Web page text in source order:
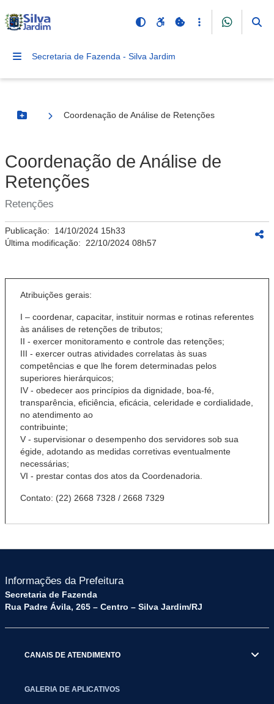
Secretaria de Fazenda - Silva Jardim
Botão Menu
Coordenação de Análise de Retenções
Coordenação de Análise de
Retenções
Retenções
Publicação: 14/10/2024 15h33
Última modificação: 22/10/2024 08h57
Atribuições gerais:
I – coordenar, capacitar, instituir normas e rotinas referentes
às análises de retenções de tributos;
II - exercer monitoramento e controle das retenções;
III - exercer outras atividades correlatas às suas
competências e que lhe forem determinadas pelos
superiores hierárquicos;
IV - obedecer aos princípios da dignidade, boa-fé,
transparência, eficiência, eficácia, celeridade e cordialidade,
no atendimento ao
contribuinte;
V - supervisionar o desempenho dos servidores sob sua
égide, adotando as medidas corretivas eventualmente
necessárias;
VI - prestar contas dos atos da Coordenadoria.
Contato: (22) 2668 7328 / 2668 7329
Informações da Prefeitura
Secretaria de Fazenda
Rua Padre Ávila, 265 – Centro – Silva Jardim/RJ
CANAIS DE ATENDIMENTO
GALERIA DE APLICATIVOS